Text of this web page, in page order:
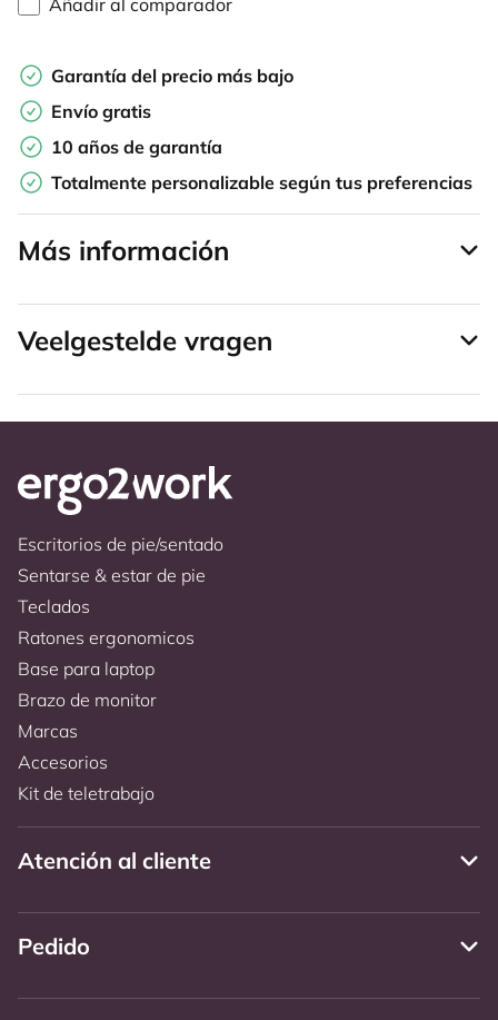
Garantía del precio más bajo
Envío gratis
10 años de garantía
Totalmente personalizable según tus preferencias
Más información
Veelgestelde vragen
Escritorios de pie/sentado
Sentarse & estar de pie
Teclados
Ratones ergonomicos
Base para laptop
Brazo de monitor
Marcas
Accesorios
Kit de teletrabajo
Atención al cliente
Pedido